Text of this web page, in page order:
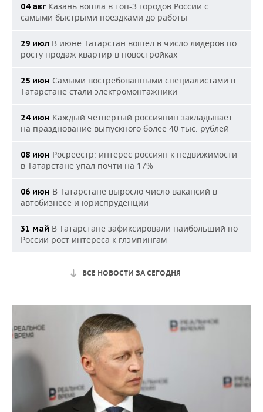
04 авг Казань вошла в топ-3 городов России с
самыми быстрыми поездками до работы
29 июл В июне Татарстан вошел в число лидеров по
росту продаж квартир в новостройках
25 июн Самыми востребованными специалистами в
Татарстане стали электромонтажники
24 июн Каждый четвертый россиянин закладывает
на празднование выпускного более 40 тыс. рублей
08 июн Росреестр: интерес россиян к недвижимости
в Татарстане упал почти на 17%
06 июн В Татарстане выросло число вакансий в
автобизнесе и юриспруденции
31 май В Татарстане зафиксировали наибольший по
России рост интереса к глэмпингам
ВСЕ НОВОСТИ ЗА СЕГОДНЯ